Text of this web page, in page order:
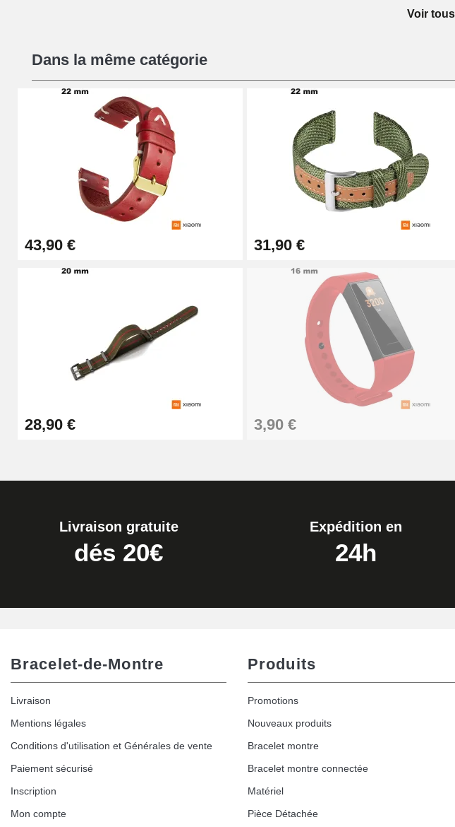
16,90 €
Pied à Coulisse Numérique
9,90 €
Kit Horlogerie Débutant
26,90 €
Boîte Pompe Bracelet Montre - Diamètre 1,50 mm - 8 à 25 mm
Boîte Pompe pour Bracelet Montre - Diamètre 1,80 mm - 8 à 25 mm
19,90 €
Extracteur de Bracelet de Montre Facile
Voir
Dans la même catégorie
43,90 € 31,90 €
28,90 € 3,90 €
Livraison gratuite
dés 20€
Expédition en
24h
Bracelet-de-Montre
Livraison
Mentions légales
Conditions d'utilisation et Générales de vente
Paiement sécurisé
Inscription
Mon compte
Produits
Promotions
Nouveaux produits
Bracelet montre
Bracelet montre connectée
Matériel
Pièce Détachée